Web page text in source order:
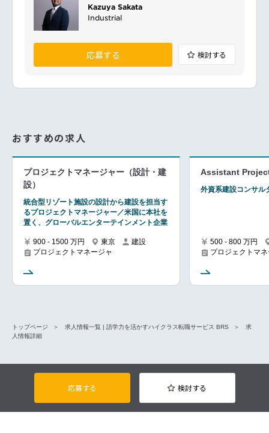
Kazuya Sakata
Industrial
応募する 検討する
おすすめの求人
プロジェクトマネージャー（設計・建
設）
統合型リゾート施設の設計から建設を担当す
るプロジェクトマネージャー／米国に本社を
置く、グローバルエンターテインメント企業
900 - 1500 万円 東京
建設
プロジェクトマネージャ
Assistant
外資系建設コンサル
500 - 800 万円
プロジェクトマ
トップページ 求人情報一覧 | 語学力を活かすハイクラス転職サービス BRS
求
人情報詳細
応募する 検討する